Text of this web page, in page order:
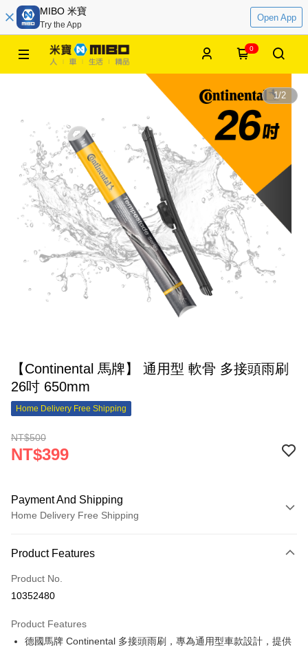
MIBO 米寶
Try the App
Open App
0
1/2
【Continental 馬牌】 通用型 軟骨 多接頭雨刷
26吋 650mm
Home Delivery Free Shipping
NT$500
NT$399
Payment And Shipping
Home Delivery Free Shipping
Credit Card (Full Payment)
LINE Pay
JKOPAY
Product Features
Product No.
10352480
Product Features
德國馬牌 Continental 多接頭雨刷，專為通用型車款設計，提供